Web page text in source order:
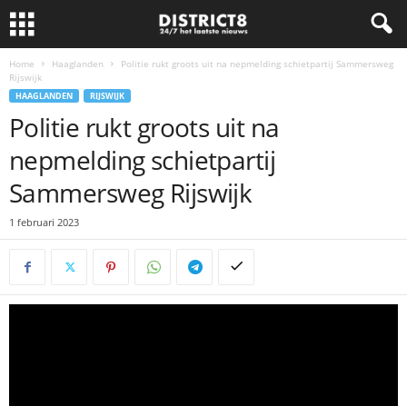
Home Haaglanden
Politie rukt groots uit na nepmelding schietpartij Sammersweg
Rijswijk
HAAGLANDEN RIJSWIJK
Politie rukt groots uit na
nepmelding schietpartij
Sammersweg Rijswijk
1 februari 2023